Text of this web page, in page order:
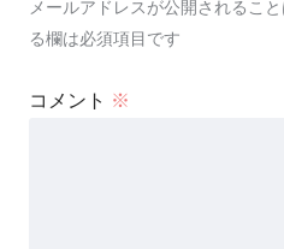
メールアドレスが公開されること
る欄は必須項目です
コメント ※